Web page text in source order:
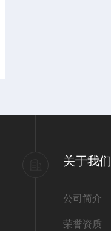
关于我们
公司简介
荣誉资质